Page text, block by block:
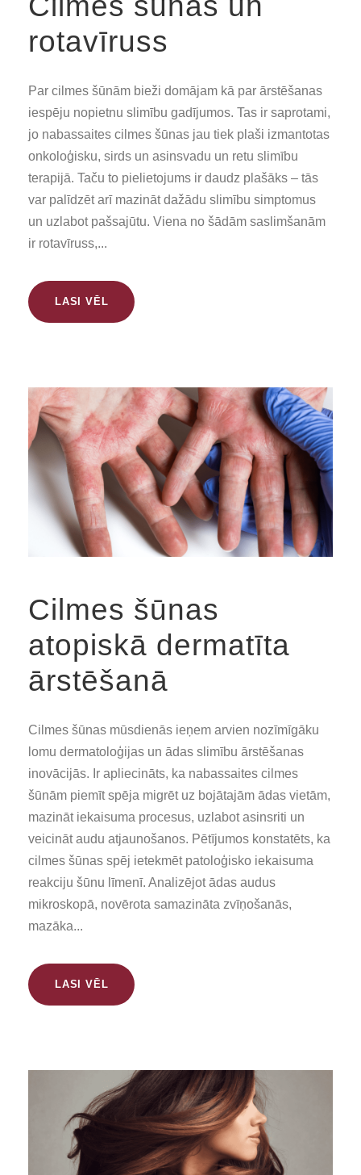
rotavīruss
Par cilmes šūnām bieži domājam kā par ārstēšanas
iespēju nopietnu slimību gadījumos. Tas ir saprotami,
jo nabassaites cilmes šūnas jau tiek plaši izmantotas
onkoloģisku, sirds un asinsvadu un retu slimību
terapijā. Taču to pielietojums ir daudz plašāks – tās
var palīdzēt arī mazināt dažādu slimību simptomus
un uzlabot pašsajūtu. Viena no šādām saslimšanām
ir rotavīruss,...
LASI VĒL
Cilmes šūnas
atopiskā dermatīta
ārstēšanā
Cilmes šūnas mūsdienās ieņem arvien nozīmīgāku
lomu dermatoloģijas un ādas slimību ārstēšanas
inovācijās. Ir apliecināts, ka nabassaites cilmes
šūnām piemīt spēja migrēt uz bojātajām ādas vietām,
mazināt iekaisuma procesus, uzlabot asinsriti un
veicināt audu atjaunošanos. Pētījumos konstatēts, ka
cilmes šūnas spēj ietekmēt patoloģisko iekaisuma
reakciju šūnu līmenī. Analizējot ādas audus
mikroskopā, novērota samazināta zvīņošanās,
mazāka...
LASI VĒL